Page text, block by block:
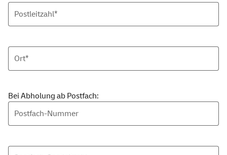
Postleitzahl*
Ort*
Bei Abholung ab Postfach:
Postfach-Nummer